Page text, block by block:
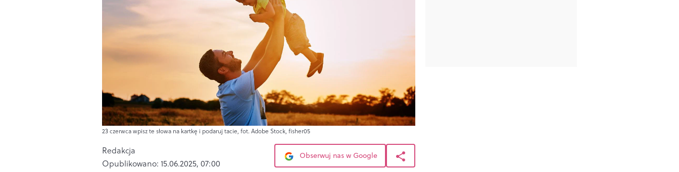
23 czerwca wpisz te słowa na kartkę i podaruj tacie, fot. Adobe Stock, fisher05
Redakcja
Opublikowano: 15.06.2025, 07:00
Obserwuj nas w Google